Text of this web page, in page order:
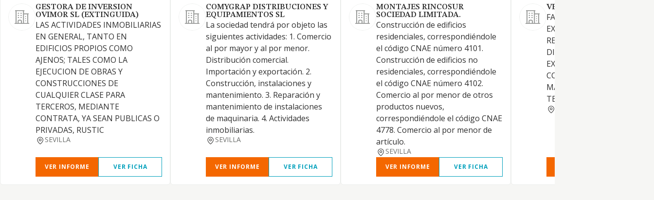
GESTORA DE INVERSION
OVIMOR SL (EXTINGUIDA)
LAS ACTIVIDADES INMOBILIARIAS
EN GENERAL, TANTO EN
EDIFICIOS PROPIOS COMO
AJENOS; TALES COMO LA
EJECUCION DE OBRAS Y
CONSTRUCCIONES DE
CUALQUIER CLASE PARA
TERCEROS, MEDIANTE
CONTRATA, YA SEAN PUBLICAS O
PRIVADAS, RUSTIC
SEVILLA
VER INFORME VER FICHA
COMYGRAP DISTRIBUCIONES Y
EQUIPAMIENTOS SL
La sociedad tendrá por objeto las
siguientes actividades: 1. Comercio
al por mayor y al por menor.
Distribución comercial.
Importación y exportación. 2.
Construcción, instalaciones y
mantenimiento. 3. Reparación y
mantenimiento de instalaciones
de maquinaria. 4. Actividades
inmobiliarias.
SEVILLA
VER INFORME VER FICHA
MONTAJES RINCOSUR
SOCIEDAD LIMITADA.
Construcción de edificios
residenciales, correspondiéndole
el código CNAE número 4101.
Construcción de edificios no
residenciales, correspondiéndole
el código CNAE número 4102.
Comercio al por menor de otros
productos nuevos,
correspondiéndole el código CNAE
4778. Comercio al por menor de
artículo.
SEVILLA
VER INFORME VER FICHA
VENDING ROJAS ALVAREZ
FABRICACION,
EXPORTACION,
REPRESENTACION,
DISTRIBUCION DE
EXPENDEDORAS Y
COMERCIO DE ALIMENTOS,
MAQUINARIA INDUSTRIAL,
TELEFONIA